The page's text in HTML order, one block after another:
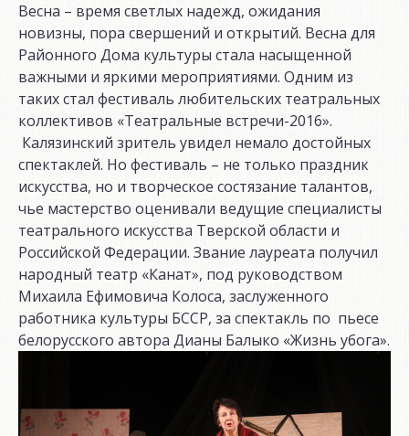
Весна – время светлых надежд, ожидания
новизны, пора свершений и открытий. Весна для
Районного Дома культуры стала насыщенной
важными и яркими мероприятиями. Одним из
таких стал фестиваль любительских театральных
коллективов «Театральные встречи-2016».
Калязинский зритель увидел немало достойных
спектаклей. Но фестиваль – не только праздник
искусства, но и творческое состязание талантов,
чье мастерство оценивали ведущие специалисты
театрального искусства Тверской области и
Российской Федерации. Звание лауреата получил
народный театр «Канат», под руководством
Михаила Ефимовича Колоса, заслуженного
работника культуры БССР, за спектакль по пьесе
белорусского автора Дианы Балыко «Жизнь убога».